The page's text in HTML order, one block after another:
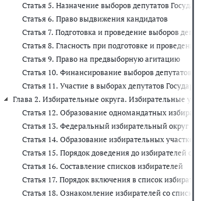
Статья 5. Назначение выборов депутатов
Статья 6. Право выдвижения кандидатов
Статья 7. Подготовка и проведение выборов
Статья 8. Гласность при подготовке и проведении
Статья 9. Право на предвыборную агитацию
Статья 10. Финансирование выборов депутатов
Статья 11. Участие в выборах депутатов
Глава 2. Избирательные округа. Избирательные
Статья 12. Образование одномандатных
Статья 13. Федеральный избирательный округ
Статья 14. Образование избирательных участков
Статья 15. Порядок доведения до избирателей
Статья 16. Составление списков избирателей
Статья 17. Порядок включения в список
Статья 18. Ознакомление избирателей со